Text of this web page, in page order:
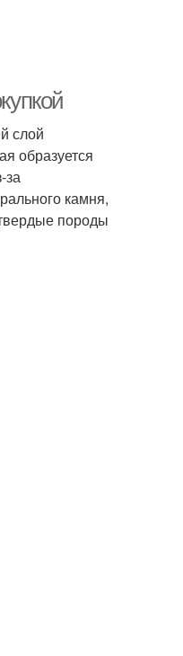
слой
образуется
за
камня,
породы